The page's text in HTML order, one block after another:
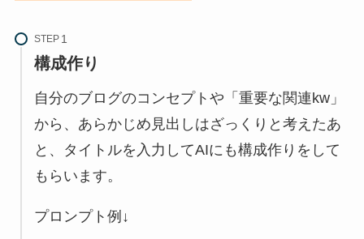
STEP
構成作り
自分のブログのコンセプトや「重要な関連kw」
から、あらかじめ見出しはざっくりと考えたあ
と、タイトルを入力してAIにも構成作りをして
もらいます。
プロンプト例↓